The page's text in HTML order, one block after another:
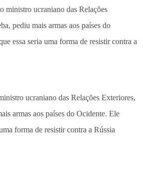
ucraniano das Relações Exteriores,
armas aos países do Ocidente. Ele
forma de resistir contra a Rússia